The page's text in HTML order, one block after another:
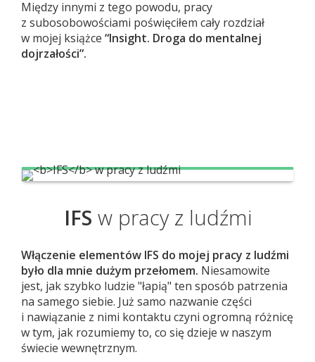
Między innymi z tego powodu, pracy
z subosobowościami poświęciłem cały rozdział
w mojej książce “Insight. Droga do mentalnej
dojrzałości”.
IFS w pracy z ludźmi
Włączenie elementów IFS do mojej pracy z ludźmi
było dla mnie dużym przełomem. Niesamowite
jest, jak szybko ludzie "łapią" ten sposób patrzenia
na samego siebie. Już samo nazwanie części
i nawiązanie z nimi kontaktu czyni ogromną różnicę
w tym, jak rozumiemy to, co się dzieje w naszym
świecie wewnętrznym.